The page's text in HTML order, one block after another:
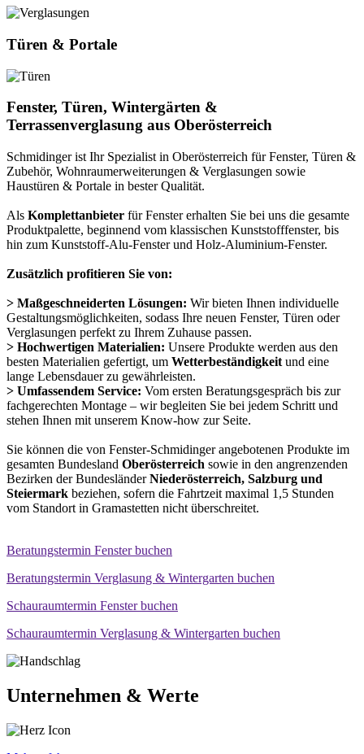
Türen & Portale
Fenster, Türen, Wintergärten &
Terrassenverglasung aus Oberösterreich
Schmidinger ist Ihr Spezialist in Oberösterreich für Fenster, Türen &
Zubehör, Wohnraumerweiterungen & Verglasungen sowie
Haustüren & Portale in bester Qualität.
Als Komplettanbieter für Fenster erhalten Sie bei uns die gesamte
Produktpalette, beginnend vom klassischen Kunststofffenster, bis
hin zum Kunststoff-Alu-Fenster und Holz-Aluminium-Fenster.
Zusätzlich profitieren Sie von:
> Maßgeschneiderten Lösungen: Wir bieten Ihnen individuelle
Gestaltungsmöglichkeiten, sodass Ihre neuen Fenster, Türen oder
Verglasungen perfekt zu Ihrem Zuhause passen.
> Hochwertigen Materialien: Unsere Produkte werden aus den
besten Materialien gefertigt, um Wetterbeständigkeit und eine
lange Lebensdauer zu gewährleisten.
> Umfassendem Service: Vom ersten Beratungsgespräch bis zur
fachgerechten Montage – wir begleiten Sie bei jedem Schritt und
stehen Ihnen mit unserem Know-how zur Seite.
Sie können die von Fenster-Schmidinger angebotenen Produkte im
gesamten Bundesland Oberösterreich sowie in den angrenzenden
Bezirken der BundesländerNiederösterreich, Salzburg und
Steiermark beziehen, sofern die Fahrtzeit maximal 1,5 Stunden
vom Standort in Gramastetten nicht überschreitet.
Beratungstermin Fenster buchen
Beratungstermin Verglasung & Wintergarten buchen
Schauraumtermin Fenster buchen
Schauraumtermin Verglasung & Wintergarten buchen
Unternehmen & Werte